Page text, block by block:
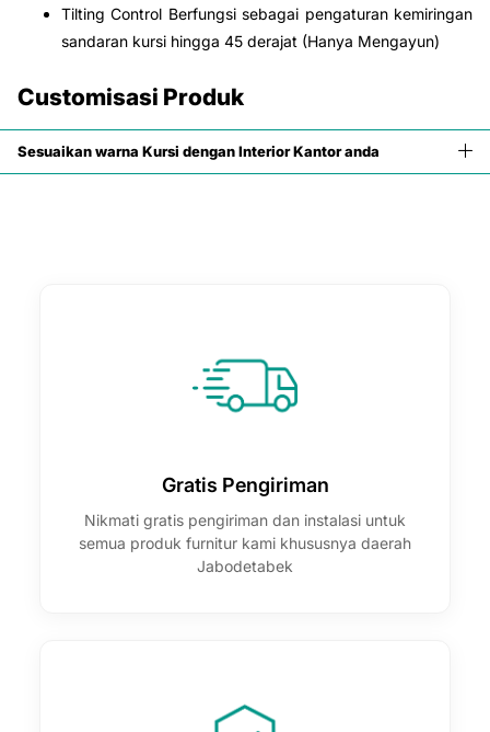
Tilting Control Berfungsi sebagai pengaturan kemiringan
sandaran kursi hingga 45 derajat (Hanya Mengayun)
Customisasi Produk
Sesuaikan warna Kursi dengan Interior Kantor anda
Gratis Pengiriman
Nikmati gratis pengiriman dan instalasi untuk
semua produk furnitur kami khususnya daerah
Jabodetabek